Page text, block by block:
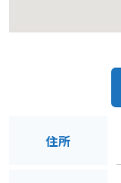
住所